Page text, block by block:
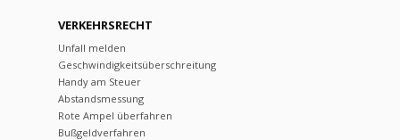
VERKEHRSRECHT
Unfall melden
Geschwindigkeitsüberschreitung
Handy am Steuer
Abstandsmessung
Rote Ampel überfahren
Bußgeldverfahren